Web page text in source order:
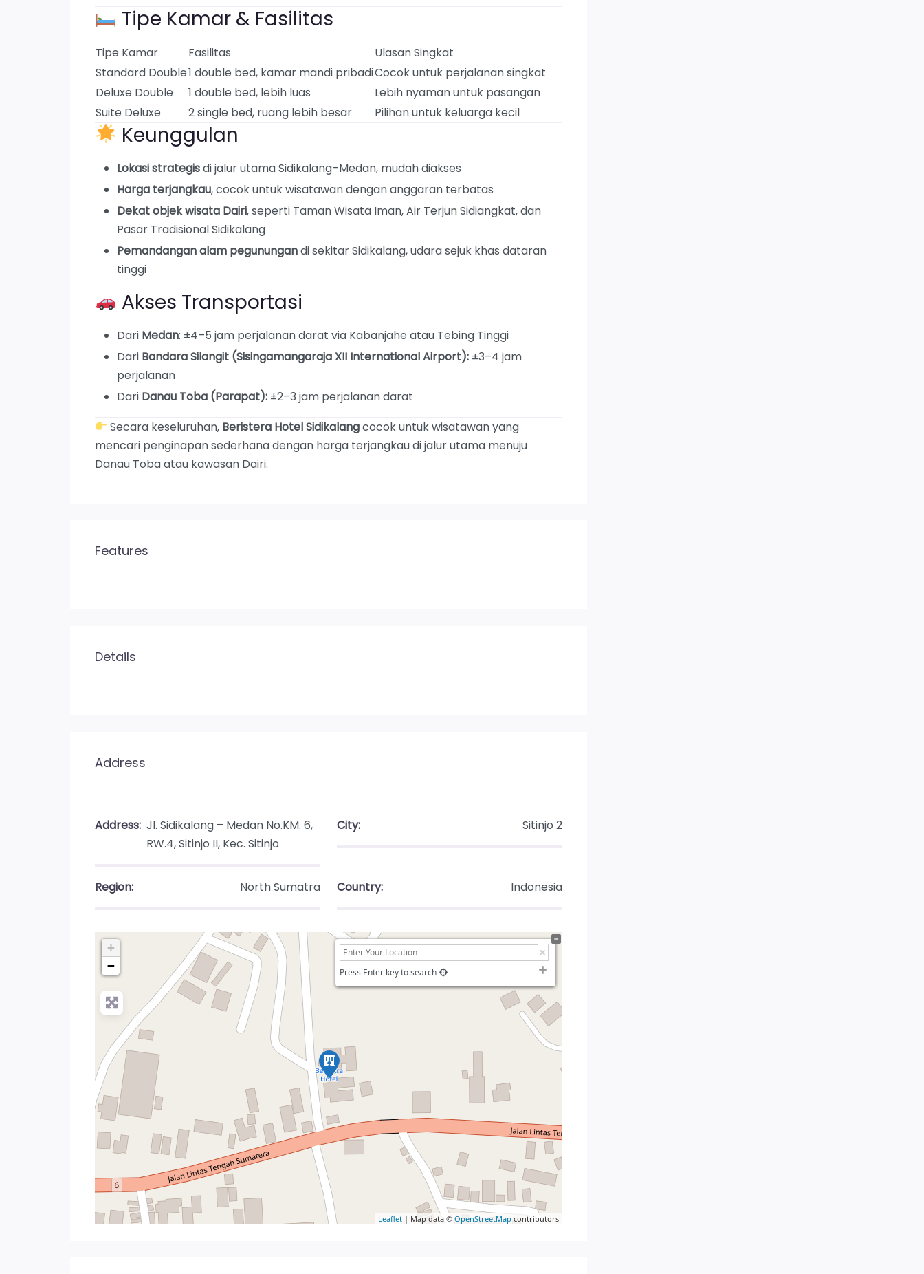
Tipe Kamar & Fasilitas
Tipe Kamar Fasilitas
Ulasan Singkat
Standard Double1 double bed, kamar mandi pribadiCocok untuk perjalanan singkat
Deluxe Double
1 double bed, lebih luas
Lebih nyaman untuk pasangan
Suite Deluxe
2 single bed, ruang lebih besar Pilihan untuk keluarga kecil
Keunggulan
Lokasi strategisdi jalur utama Sidikalang–Medan, mudah diakses
Harga terjangkau, cocok untuk wisatawan dengan anggaran terbatas
Dekat objek wisata Dairi, seperti Taman Wisata Iman, Air Terjun Sidiangkat, dan
Pasar Tradisional Sidikalang
Pemandangan alam pegunungandi sekitar Sidikalang, udara sejuk khas dataran
tinggi
Akses Transportasi
Dari Medan: ±4–5 jam perjalanan darat via Kabanjahe atau Tebing Tinggi
Dari Bandara Silangit (Sisingamangaraja XII International Airport): ±3–4 jam
perjalanan
Dari Danau Toba (Parapat): ±2–3 jam perjalanan darat
Secara keseluruhan, Beristera Hotel Sidikalangcocok untuk wisatawan yang
mencari penginapan sederhana dengan harga terjangkau di jalur utama menuju
Danau Toba atau kawasan Dairi.
Features
Details
Address
Address: Jl. Sidikalang – Medan No.KM. 6,
RW.4, Sitinjo II, Kec. Sitinjo
City: Sitinjo 2
Region: North Sumatra Country: Indonesia
+
−
Press Enter key to search
Leaflet | Map data © OpenStreetMap contributors